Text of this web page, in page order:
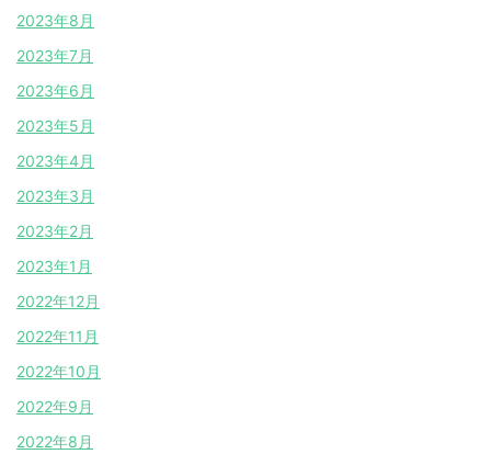
2023年8月
2023年7月
2023年6月
2023年5月
2023年4月
2023年3月
2023年2月
2023年1月
2022年12月
2022年11月
2022年10月
2022年9月
2022年8月